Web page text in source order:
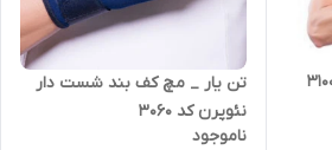
تن یار _ مچ کف بند شست دار
نئوپرن کد 3060
ناموجود